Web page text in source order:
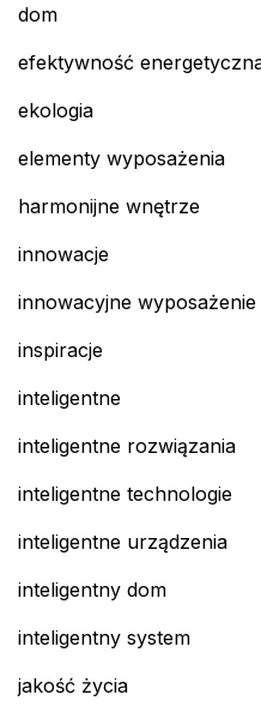
dom
efektywność
ekologia
elementy wyposażenia
harmonijne wnętrze
innowacje
innowacyjne wyposażenie
inspiracje
inteligentne
inteligentne rozwiązania
inteligentne technologie
inteligentne urządzenia
inteligentny dom
inteligentny system
jakość życia